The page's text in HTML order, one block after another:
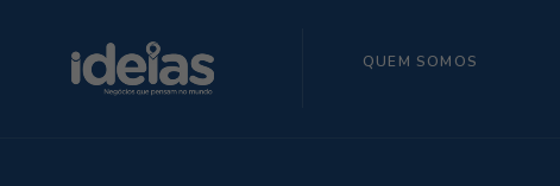
QUEM SOMOS